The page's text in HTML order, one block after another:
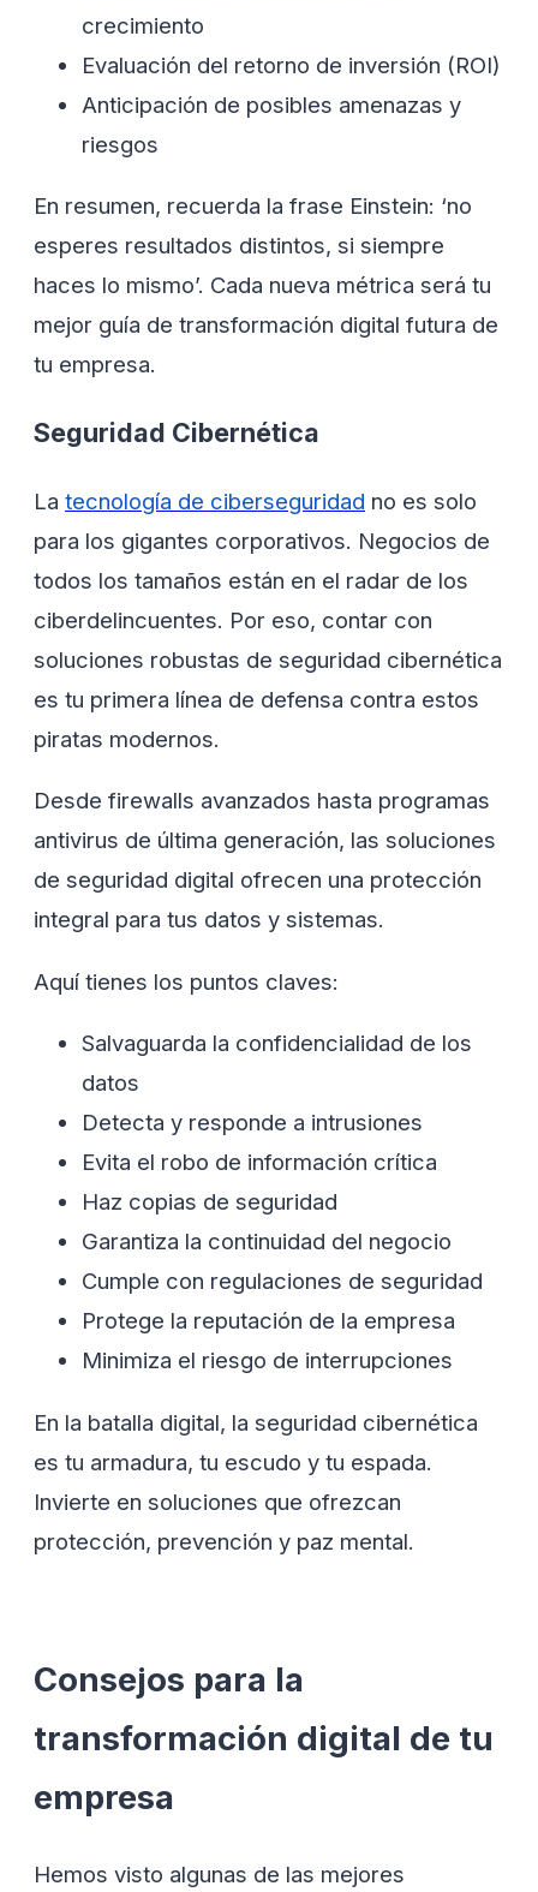
crecimiento
Evaluación del retorno de inversión (ROI)
Anticipación de posibles amenazas y
riesgos
En resumen, recuerda la frase Einstein: ‘no
esperes resultados distintos, si siempre
haces lo mismo’. Cada nueva métrica será tu
mejor guía de transformación digital futura de
tu empresa.
Seguridad Cibernética
La tecnología de ciberseguridad no es solo
para los gigantes corporativos. Negocios de
todos los tamaños están en el radar de los
ciberdelincuentes. Por eso, contar con
soluciones robustas de seguridad cibernética
es tu primera línea de defensa contra estos
piratas modernos.
Desde firewalls avanzados hasta programas
antivirus de última generación, las soluciones
de seguridad digital ofrecen una protección
integral para tus datos y sistemas.
Aquí tienes los puntos claves:
Salvaguarda la confidencialidad de los
datos
Detecta y responde a intrusiones
Evita el robo de información crítica
Haz copias de seguridad
Garantiza la continuidad del negocio
Cumple con regulaciones de seguridad
Protege la reputación de la empresa
Minimiza el riesgo de interrupciones
En la batalla digital, la seguridad cibernética
es tu armadura, tu escudo y tu espada.
Invierte en soluciones que ofrezcan
protección, prevención y paz mental.
Consejos para la
transformación digital de tu
empresa
Hemos visto algunas de las mejores